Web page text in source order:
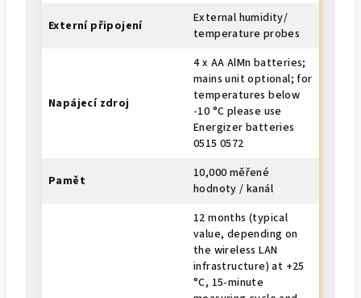
Externí připojení
External humidity/
temperature probes
Napájecí zdroj
4 x AA AlMn batteries;
mains unit optional; for
temperatures below
-10 °C please use
Energizer batteries
0515 0572
Pamět
10,000 měřené
hodnoty / kanál
12 months (typical
value, depending on
the wireless LAN
infrastructure) at +25
°C, 15-minute